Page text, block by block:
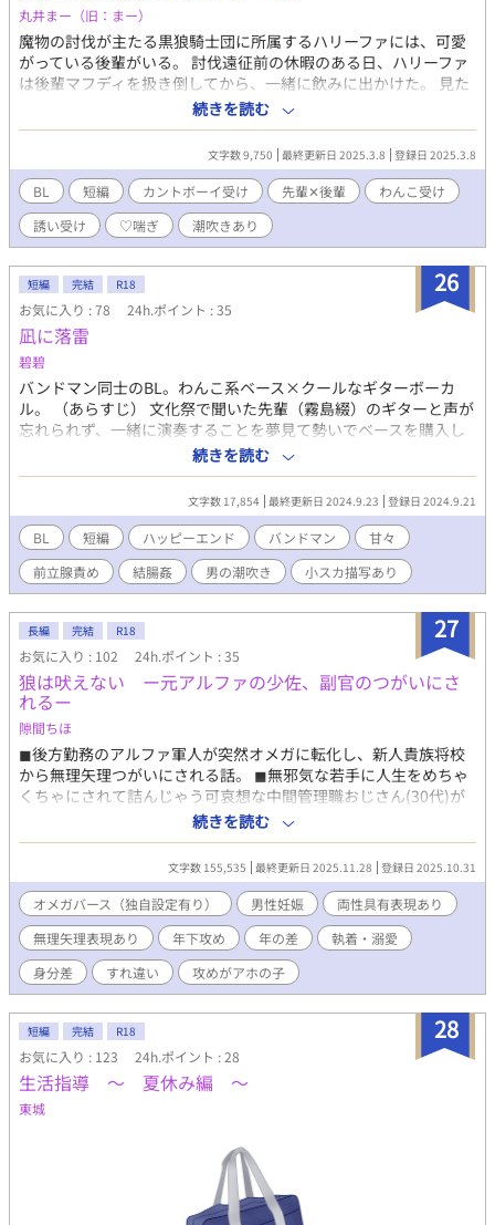
のはなかなか抜けない。足癖はめちゃくちゃ悪い。行儀はギリギ
リ悪い。良識は人並みか中の下。思考はまともなほう。 ・兼嗣の
ことを昔から家来だと思ってる節がある。 ▼花岡 裕太(はなおか
ゆうた) ・176センチ。無害な平凡。 ・兼嗣と同室 ・ヤンキーっ
ぽい美夜飛が少し苦手 ▼廣瀬 翔(ひろせ かける) ・182センチ。面
倒見のイイただのイケメン ・美夜飛と同室 ・根っからのいい奴。
年の離れた弟妹がいる。 ※全員、工業系専門学校の寮生活。 部屋
割りは兼嗣＆花岡、美夜飛＆廣瀬 ▼花岡裕太・廣瀬翔：風也さま
└名付け親企画へのご参加、どうもありがとうございました。 作
品はすべて個人サイト(http://lyze.jp/nyanko03/)からの転載で
す。 徐々に移動していきたいと思いますが、作品数は個人サイト
が一番多いです。 よろしくお願いいたします。
丸井まー（旧：まー）
魔物の討伐が主たる黒狼騎士団に所属するハリーファには、可愛
がっている後輩がいる。 討伐遠征前の休暇のある日、ハリーファ
は後輩マフディを扱き倒してから、一緒に飲みに出かけた。 見た
目チャラ男系先輩（30）✕わんこ系後輩カントボーイ（23） ※カ
ントボーイ受けです。 ※♡喘ぎです。 ※ムーンライトノベルズさ
続きを読む
文字数 9,750 最終更新日 2025.3.8 登録日 2025.3.8
BL 短編 カントボーイ受け 先輩✕後輩
わんこ受け
誘い受け
♡喘ぎ 潮吹きあり
26
短編 完結 R18
お気に入り : 78 24h.ポイント : 35
凪に落雷
碧碧
バンドマン同士のBL。わんこ系ベース×クールなギターボーカ
ル。 （あらすじ） 文化祭で聞いた先輩（霧島綴）のギターと声が
忘れられず、一緒に演奏することを夢見て勢いでベースを購入し
た高坂大和。半ば無理やり進学先の大学を聞き出し、自分もそこ
を受験してなんとか同じ軽音サークルに入ることができた。サー
クルで出会ったギター担当の松田晴斗、ドラム担当の大川慶太と
ともに四人でバンド「凪に落雷」を結成する。中毒性と独創性の
ある綴の音楽は徐々に人気を獲得し、全国ツアーを回れるほどに
なるが、その矢先、綴から「ソロ活動をしたい」と言われ
て・・・。 （R18シーン内容） ３話のみR18描写があります。前
立腺責め、ゴム姦、結腸姦、中出し、メスイキ、潮吹き、小スカ
など。閲覧ご注意ください。
続きを読む
文字数 17,854 最終更新日 2024.9.23 登録日 2024.9.21
BL 短編 ハッピーエンド バンドマン
甘々
前立腺責め
結腸姦 男の潮吹き 小スカ描写あり
27
長編 完結 R18
お気に入り : 102 24h.ポイント : 35
狼は吠えない ー元アルファの少佐、副官のつがいにさ
れるー
隙間ちほ
◼︎後方勤務のアルファ軍人が突然オメガに転化し、新人貴族将校
から無理矢理つがいにされる話。 ◼︎無邪気な若手に人生をめちゃ
くちゃにされて詰んじゃう可哀想な中間管理職おじさん(30代)が
見たい人向け。 ◼︎健気で一途なわんこ系無自覚執着年下攻め×不
憫系苦労人むちむち年上受けのオメガバース(独自設定多め)。フ
ェロモンの概念がまだ見つかって無い時代、ファンタジー近代国
家の軍人BL。 ◼︎男性妊娠・両性具有表現あり。 ◼︎帝国陸軍兵站司
令部のロルフ・ケラー少佐は、問題児アルファの『再教育係』と
して上流階級出身の少尉ヴィルを受け持つことに。昇進を餌にさ
れ渋々引き受けた結果、性格は素直で真面目だが行動力と直感だ
けで突っ走るヴィルに振り回される羽目になる。勝手に他課に出
入りし、よその将校に楯突き、高級茶器を持ち込み、なぜかやた
握る日々。そんな折、ロルフは突然オメガに転化してしまい、混
乱の中でヴィルから「つがい」にされる。何もかも一変した状況
を受け入れられないロルフだったが、抵抗虚しく次第に追い詰め
られていく…。 ◼︎着痩せする細マッチョ×最近腹筋が埋もれそう
ながっしり系。 ◼︎全31話 ※付きはすけべ。 ◼︎非同意での行為描
続きを読む
文字数 155,535 最終更新日 2025.11.28 登録日 2025.10.31
オメガバース（独自設定有り） 男性妊娠
両性具有表現あり
無理矢理表現あり
年下攻め 年の差
執着・溺愛
身分差
すれ違い 攻めがアホの子
28
短編 完結 R18
お気に入り : 123 24h.ポイント : 28
生活指導 ～ 夏休み編 ～
東城